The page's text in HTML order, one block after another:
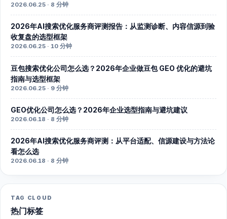
2026.06.25 · 8 分钟
2026年AI搜索优化服务商评测报告：从监测诊断、内容信源到验
收复盘的选型框架
2026.06.25 · 10 分钟
豆包搜索优化公司怎么选？2026年企业做豆包 GEO 优化的避坑
指南与选型框架
2026.06.25 · 9 分钟
GEO优化公司怎么选？2026年企业选型指南与避坑建议
2026.06.18 · 8 分钟
2026年AI搜索优化服务商评测：从平台适配、信源建设与方法论
看怎么选
2026.06.18 · 8 分钟
TAG CLOUD
热门标签